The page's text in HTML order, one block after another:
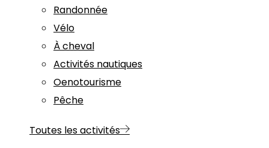
Randonnée
Vélo
À cheval
Activités nautiques
Oenotourisme
Pêche
Toutes les activités